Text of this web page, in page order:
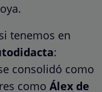
tenemos en
:
consolidó como
como Álex de